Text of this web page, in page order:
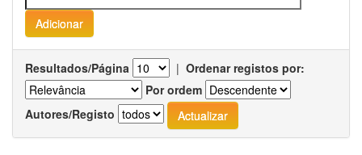
Resultados/Página | Ordenar registos por:
Por ordem
Autores/Registo